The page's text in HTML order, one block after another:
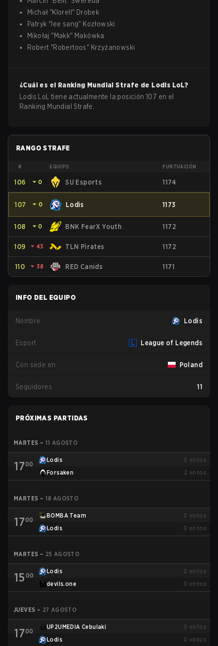
Michał "Klorell " Drobek
Patryk " lee sang" Kozłowski
Mikołaj "Makk" Makówka
Robert "Robertoos" Krzyżanowski
¿Cuál es el Ranking Mundial Strafe de Lodis LoL?
Lodis LoL tiene actualmente la posición 107 en el
Ranking Mundial Strafe.
RANGO STRAFE
# EQUIPO PUNTUACIÓN
106 ⏷ 0 SU Esports 1174
107 ⏷ 0 Lodis 1173
108 ⏷ 0 BNK FearX Youth 1172
109 ⏷ 43 TLN Pirates 1172
110 ⏷ 38 RED Canids 1171
INFO DEL EQUIPO
Nombre Lodis
Esport League of Legends
Con sede en Poland
Seguidores 11
PRÓXIMAS PARTIDAS
MARTES – 11 AGOSTO
1700
Lodis 0 votos
Forsaken
2 votos
MARTES – 18 AGOSTO
1700
BOMBA Team 0 votos
Lodis
0 votos
MARTES – 25 AGOSTO
15 00
Lodis 0 votos
devils.one
0 votos
JUEVES – 27 AGOSTO
1700
UP2UMEDIA Cebulaki 0 votos
Lodis
0 votos